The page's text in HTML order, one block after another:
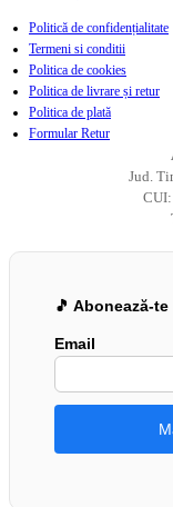
Politică de confidențialitate
Termeni si conditii
Politica de cookies
Politica de livrare și retur
Politica de plată
Formular Retur
Jud.
🎵 Abonează-
Email